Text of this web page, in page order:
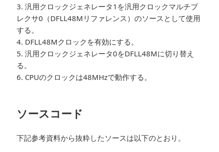
3. 汎用クロックジェネレータ1を汎用クロックマルチプ
レクサ0（DFLL48Mリファレンス）のソースとして使用
する。
4. DFLL48Mクロックを有効にする。
5. 汎用クロックジェネレータ0をDFLL48Mに切り替え
る。
6. CPUのクロックは48MHzで動作する。
ソースコード
下記参考資料から抜粋したソースは以下のとおり。